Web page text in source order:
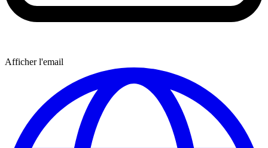
Afficher l'email